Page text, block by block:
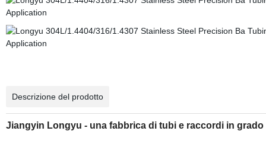
Descrizione del prodotto
Jiangyin Longyu - una fabbrica di tubi e raccordi in grado